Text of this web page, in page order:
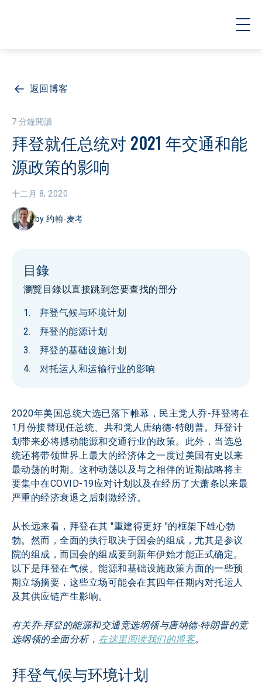
返回博客
7 分鐘閱讀
拜登就任总统对 2021 年交通和能
源政策的影响
十二月 8, 2020
by约翰-麦考
目錄
瀏覽目錄以直接跳到您要查找的部分
拜登气候与环境计划
拜登的能源计划
拜登的基础设施计划
对托运人和运输行业的影响
2020年美国总统大选已落下帷幕，民主党人乔-拜登将在
1月份接替现任总统、共和党人唐纳德-特朗普。拜登计
划带来必将撼动能源和交通行业的政策。此外，当选总
统还将带领世界上最大的经济体之一度过美国有史以来
最动荡的时期。这种动荡以及与之相伴的近期战略将主
要集中在COVID-19应对计划以及在经历了大萧条以来最
严重的经济衰退之后刺激经济。
从长远来看，拜登在其 "重建得更好 "的框架下雄心勃
勃。然而，全面的执行取决于国会的组成，尤其是参议
院的组成，而国会的组成要到新年伊始才能正式确定。
以下是拜登在气候、能源和基础设施政策方面的一些预
期立场摘要，这些立场可能会在其四年任期内对托运人
及其供应链产生影响。
有关乔-拜登的能源和交通竞选纲领与唐纳德-特朗普的竞
选纲领的全面分析， 在这里阅读我们的博客。
拜登气候与环境计划